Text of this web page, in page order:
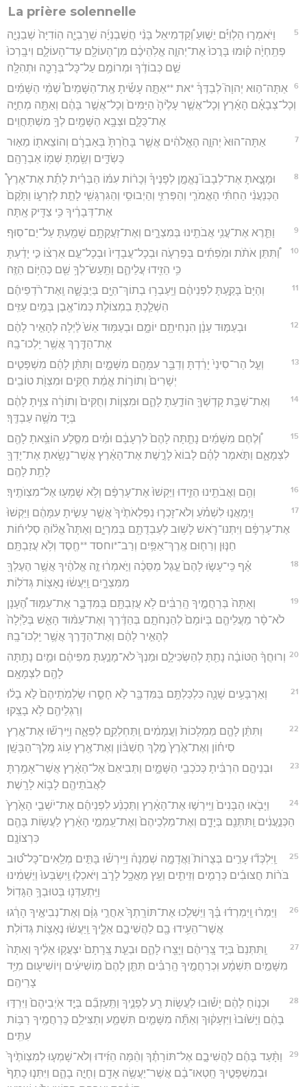
La prière solennelle
5
וַיֹּאמְר֣וּ הַלְוִיִּ֡ם יֵשׁ֣וּעַ וְ֠קַדְמִיאֵל בָּנִ֨י חֲשַׁבְנְיָ֜ה שֵׁרֵֽבְיָ֤ה הֽוֹדִיָּה֙ שְׁבַנְיָ֣ה
פְתַֽחְיָ֔ה ק֗וּמוּ בָּרֲכוּ֙ אֶת־יְהוָ֣ה אֱלֹֽהֵיכֶ֔ם מִן־הָעוֹלָ֖ם עַד־הָעוֹלָ֑ם וִיבָֽרְכוּ֙
שֵׁ֣ם כְּבוֹדֶ֔ךָ וּמְרוֹמַ֥ם עַל־כָּל־בְּרָכָ֖ה וּתְהִלָּֽה׃
6
אַתָּה־ה֣וּא יְהוָה֮ לְבַדֶּךָ֒ *את **אַתָּ֣ה עָשִׂ֡יתָ אֶֽת־הַשָּׁמַיִם֩ שְׁמֵ֨י הַשָּׁמַ֜יִם
וְכָל־צְבָאָ֗ם הָאָ֜רֶץ וְכָל־אֲשֶׁ֤ר עָלֶ֙יהָ֙ הַיַּמִּים֙ וְכָל־אֲשֶׁ֣ר בָּהֶ֔ם וְאַתָּ֖ה מְחַיֶּ֣ה
אֶת־כֻּלָּ֑ם וּצְבָ֥א הַשָּׁמַ֖יִם לְךָ֥ מִשְׁתַּחֲוִֽים׃
7
אַתָּה־הוּא֙ יְהוָ֣ה הָאֱלֹהִ֔ים אֲשֶׁ֤ר בָּחַ֙רְתָּ֙ בְּאַבְרָ֔ם וְהוֹצֵאת֖וֹ מֵא֣וּר
כַּשְׂדִּ֑ים וְשַׂ֥מְתָּ שְּׁמ֖וֹ אַבְרָהָֽם׃
8
וּמָצָ֣אתָ אֶת־לְבָבוֹ֮ נֶאֱמָ֣ן לְפָנֶיךָ֒ וְכָר֨וֹת עִמּ֜וֹ הַבְּרִ֗ית לָתֵ֡ת אֶת־אֶרֶץ֩
הַכְּנַעֲנִ֨י הַחִתִּ֜י הָאֱמֹרִ֧י וְהַפְּרִזִּ֛י וְהַיְבוּסִ֥י וְהַגִּרְגָּשִׁ֖י לָתֵ֣ת לְזַרְע֑וֹ וַתָּ֙קֶם֙
אֶת־דְּבָרֶ֔יךָ כִּ֥י צַדִּ֖יק אָֽתָּה׃
9 וַתֵּ֛רֶא אֶת־עֳנִ֥י אֲבֹתֵ֖ינוּ בְּמִצְרָ֑יִם וְאֶת־זַעֲקָתָ֥ם שָׁמַ֖עְתָּ עַל־יַם־סֽוּף׃
10
וַ֠תִּתֵּן אֹתֹ֨ת וּמֹֽפְתִ֜ים בְּפַרְעֹ֤ה וּבְכָל־עֲבָדָיו֙ וּבְכָל־עַ֣ם אַרְצ֔וֹ כִּ֣י יָדַ֔עְתָּ
כִּ֥י הֵזִ֖ידוּ עֲלֵיהֶ֑ם וַתַּֽעַשׂ־לְךָ֥ שֵׁ֖ם כְּהַיּ֥וֹם הַזֶּֽה׃
11
וְהַיָּם֙ בָּקַ֣עְתָּ לִפְנֵיהֶ֔ם וַיַּֽעַבְר֥וּ בְתוֹךְ־הַיָּ֖ם בַּיַּבָּשָׁ֑ה וְֽאֶת־רֹ֨דְפֵיהֶ֜ם
הִשְׁלַ֧כְתָּ בִמְצוֹלֹ֛ת כְּמוֹ־אֶ֖בֶן בְּמַ֥יִם עַזִּֽים׃
12
וּבְעַמּ֣וּד עָנָ֔ן הִנְחִיתָ֖ם יוֹמָ֑ם וּבְעַמּ֥וּד אֵשׁ֙ לַ֔יְלָה לְהָאִ֣יר לָהֶ֔ם
אֶת־הַדֶּ֖רֶךְ אֲשֶׁ֥ר יֵֽלְכוּ־בָֽהּ׃
13
וְעַ֤ל הַר־סִינַי֙ יָרַ֔דְתָּ וְדַבֵּ֥ר עִמָּהֶ֖ם מִשָּׁמָ֑יִם וַתִּתֵּ֨ן לָהֶ֜ם מִשְׁפָּטִ֤ים
יְשָׁרִים֙ וְתוֹר֣וֹת אֱמֶ֔ת חֻקִּ֥ים וּמִצְוֺ֖ת טוֹבִֽים׃
14
וְאֶת־שַׁבַּ֥ת קָדְשְׁךָ֖ הוֹדַ֣עַתָ לָהֶ֑ם וּמִצְו֤וֹת וְחֻקִּים֙ וְתוֹרָ֔ה צִוִּ֣יתָ לָהֶ֔ם
בְּיַ֖ד מֹשֶׁ֥ה עַבְדֶּֽךָ׃
15
וְ֠לֶחֶם מִשָּׁמַ֜יִם נָתַ֤תָּה לָהֶם֙ לִרְעָבָ֔ם וּמַ֗יִם מִסֶּ֛לַע הוֹצֵ֥אתָ לָהֶ֖ם
לִצְמָאָ֑ם וַתֹּ֣אמֶר לָהֶ֗ם לָבוֹא֙ לָרֶ֣שֶׁת אֶת־הָאָ֔רֶץ אֲשֶׁר־נָשָׂ֥אתָ אֶת־יָדְךָ֖
לָתֵ֥ת לָהֶֽם׃
16 וְהֵ֥ם וַאֲבֹתֵ֖ינוּ הֵזִ֑ידוּ וַיַּקְשׁוּ֙ אֶת־עָרְפָּ֔ם וְלֹ֥א שָׁמְע֖וּ אֶל־מִצְוֺתֶֽיךָ׃
17
וַיְמָאֲנ֣וּ לִשְׁמֹ֗עַ וְלֹא־זָכְר֤וּ נִפְלְאֹתֶ֙יךָ֙ אֲשֶׁ֣ר עָשִׂ֣יתָ עִמָּהֶ֔ם וַיַּקְשׁוּ֙
אֶת־עָרְפָּ֔ם וַיִּתְּנוּ־רֹ֛אשׁ לָשׁ֥וּב לְעַבְדֻתָ֖ם בְּמִרְיָ֑ם וְאַתָּה֩ אֱל֨וֹהַּ סְלִיח֜וֹת
חַנּ֧וּן וְרַח֛וּם אֶֽרֶךְ־אַפַּ֥יִם וְרַב־*וחסד **חֶ֖סֶד וְלֹ֥א עֲזַבְתָּֽם׃
18
אַ֗ף כִּֽי־עָשׂ֤וּ לָהֶם֙ עֵ֣גֶל מַסֵּכָ֔ה וַיֹּ֣אמְר֔וּ זֶ֣ה אֱלֹהֶ֔יךָ אֲשֶׁ֥ר הֶעֶלְךָ֖
מִמִּצְרָ֑יִם וַֽיַּעֲשׂ֔וּ נֶאָצ֖וֹת גְּדֹלֽוֹת׃
19
וְאַתָּה֙ בְּרַחֲמֶ֣יךָ הָֽרַבִּ֔ים לֹ֥א עֲזַבְתָּ֖ם בַּמִּדְבָּ֑ר אֶת־עַמּ֣וּד הֶ֠עָנָן
לֹא־סָ֨ר מֵעֲלֵיהֶ֤ם בְּיוֹמָם֙ לְהַנְחֹתָ֣ם בְּהַדֶּ֔רֶךְ וְאֶת־עַמּ֨וּד הָאֵ֤שׁ בְּלַ֙יְלָה֙
לְהָאִ֣יר לָהֶ֔ם וְאֶת־הַדֶּ֖רֶךְ אֲשֶׁ֥ר יֵֽלְכוּ־בָֽהּ׃
20 וְרוּחֲךָ֨ הַטּוֹבָ֔ה נָתַ֖תָּ לְהַשְׂכִּילָ֑ם וּמַנְךָ֙ לֹא־מָנַ֣עְתָּ מִפִּיהֶ֔ם וּמַ֛יִם נָתַ֥תָּה
לָהֶ֖ם לִצְמָאָֽם׃
21
וְאַרְבָּעִ֥ים שָׁנָ֛ה כִּלְכַּלְתָּ֥ם בַּמִּדְבָּ֖ר לֹ֣א חָסֵ֑רוּ שַׂלְמֹֽתֵיהֶם֙ לֹ֣א בָל֔וּ
וְרַגְלֵיהֶ֖ם לֹ֥א בָצֵֽקוּ׃
22
וַתִּתֵּ֨ן לָהֶ֤ם מַמְלָכוֹת֙ וַעֲמָמִ֔ים וַֽתַּחְלְקֵ֖ם לְפֵאָ֑ה וַיִּֽירְשׁ֞וּ אֶת־אֶ֣רֶץ
סִיח֗וֹן וְאֶת־אֶ֙רֶץ֙ מֶ֣לֶךְ חֶשְׁבּ֔וֹן וְאֶת־אֶ֖רֶץ ע֥וֹג מֶֽלֶךְ־הַבָּשָֽׁן׃
23
וּבְנֵיהֶ֣ם הִרְבִּ֔יתָ כְּכֹכְבֵ֖י הַשָּׁמָ֑יִם וַתְּבִיאֵם֙ אֶל־הָאָ֔רֶץ אֲשֶׁר־אָמַ֥רְתָּ
לַאֲבֹתֵיהֶ֖ם לָב֥וֹא לָרָֽשֶׁת׃
24
וַיָּבֹ֤אוּ הַבָּנִים֙ וַיִּֽירְשׁ֣וּ אֶת־הָאָ֔רֶץ וַתַּכְנַ֨ע לִפְנֵיהֶ֜ם אֶת־יֹשְׁבֵ֤י הָאָ֙רֶץ֙
הַכְּנַ֣עֲנִ֔ים וַֽתִּתְּנֵ֖ם בְּיָדָ֑ם וְאֶת־מַלְכֵיהֶם֙ וְאֶת־עַֽמְמֵ֣י הָאָ֔רֶץ לַעֲשׂ֥וֹת בָּהֶ֖ם
כִּרְצוֹנָֽם׃
25
וַֽיִּלְכְּד֞וּ עָרִ֣ים בְּצֻרוֹת֮ וַאֲדָמָ֣ה שְׁמֵנָה֒ וַיִּֽירְשׁ֡וּ בָּתִּ֣ים מְלֵֽאִים־כָּל־ט֠וּב
בֹּר֨וֹת חֲצוּבִ֜ים כְּרָמִ֧ים וְזֵיתִ֛ים וְעֵ֥ץ מַאֲכָ֖ל לָרֹ֑ב וַיֹּאכְל֤וּ וַֽיִּשְׂבְּעוּ֙ וַיַּשְׁמִ֔ינוּ
וַיִּֽתְעַדְּנ֖וּ בְּטוּבְךָ֥ הַגָּדֽוֹל׃
26
וַיַּמְר֨וּ וַֽיִּמְרְד֜וּ בָּ֗ךְ וַיַּשְׁלִ֤כוּ אֶת־תּוֹרָֽתְךָ֙ אַחֲרֵ֣י גַוָּ֔ם וְאֶת־נְבִיאֶ֣יךָ הָרָ֔גוּ
אֲשֶׁר־הֵעִ֥ידוּ בָ֖ם לַהֲשִׁיבָ֣ם אֵלֶ֑יךָ וַֽיַּעֲשׂ֔וּ נֶאָצ֖וֹת גְּדוֹלֹֽת׃
27
וַֽתִּתְּנֵם֙ בְּיַ֣ד צָֽרֵיהֶ֔ם וַיָּצֵ֖רוּ לָהֶ֑ם וּבְעֵ֤ת צָֽרָתָם֙ יִצְעֲק֣וּ אֵלֶ֔יךָ וְאַתָּה֙
מִשָּׁמַ֣יִם תִּשְׁמָ֔ע וּֽכְרַחֲמֶ֣יךָ הָֽרַבִּ֗ים תִּתֵּ֤ן לָהֶם֙ מֽוֹשִׁיעִ֔ים וְיוֹשִׁיע֖וּם מִיַּ֥ד
צָרֵיהֶֽם׃
28
וּכְנ֣וֹחַ לָהֶ֔ם יָשׁ֕וּבוּ לַעֲשׂ֥וֹת רַ֖ע לְפָנֶ֑יךָ וַתַּֽעַזְבֵ֞ם בְּיַ֤ד אֹֽיְבֵיהֶם֙ וַיִּרְדּ֣וּ
בָהֶ֔ם וַיָּשׁ֙וּבוּ֙ וַיִּזְעָק֔וּךָ וְאַתָּ֞ה מִשָּׁמַ֧יִם תִּשְׁמַ֛ע וְתַצִּילֵ֥ם כְּֽרַחֲמֶ֖יךָ רַבּ֥וֹת
עִתִּֽים׃
29
וַתָּ֨עַד בָּהֶ֜ם לַהֲשִׁיבָ֣ם אֶל־תּוֹרָתֶ֗ךָ וְהֵ֨מָּה הֵזִ֜ידוּ וְלֹא־שָׁמְע֤וּ לְמִצְוֺתֶ֙יךָ֙
וּבְמִשְׁפָּטֶ֣יךָ חָֽטְאוּ־בָ֔ם אֲשֶׁר־יַעֲשֶׂ֥ה אָדָ֖ם וְחָיָ֣ה בָהֶ֑ם וַיִּתְּנ֤וּ כָתֵף֙